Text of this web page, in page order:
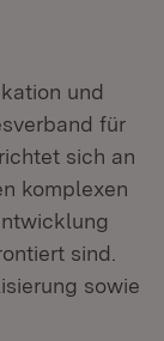
und
für
sich an
komplexen
sind.
sowie